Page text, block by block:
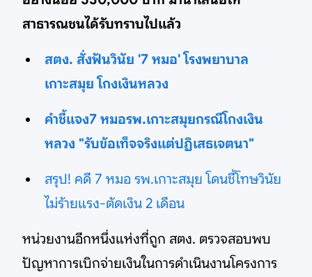
สาธารณชนได้รับทราบไปแล้ว
สตง. สั่งฟันวินัย '7 หมอ' โรงพยาบาล
เกาะสมุย โกงเงินหลวง
คำชี้แจง7 หมอรพ.เกาะสมุยกรณีโกงเงิน
หลวง "รับข้อเท็จจริงแต่ปฏิเสธเจตนา"
สรุป! คดี 7 หมอ รพ.เกาะสมุย โดนชี้โทษวินัย
ไม่ร้ายแรง-ตัดเงิน 2 เดือน
หน่วยงานอีกหนึ่งแห่งที่ถูก สตง. ตรวจสอบพบ
ปัญหาการเบิกจ่ายเงินในการดำเนินงานโครงการ